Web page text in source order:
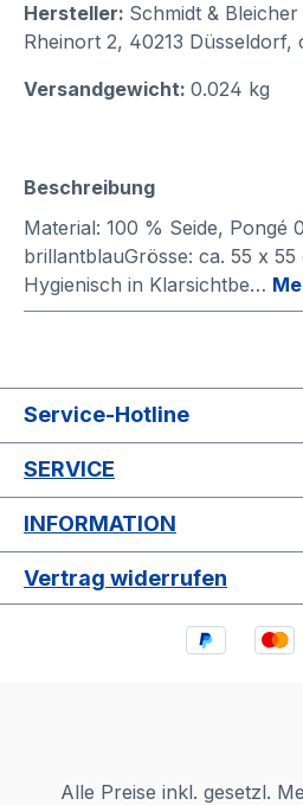
Hersteller: Schmidt &
Rheinort 2, 40213 Düsseldorf,
Versandgewicht: 0.024 kg
Beschreibung
Material: 100 % Seide, Pongé
brillantblauGrösse: ca. 55 x 55
Hygienisch in Klarsichtbe…
Service-Hotline
SERVICE
INFORMATION
Vertrag widerrufen
Alle Preise inkl. gesetzl.